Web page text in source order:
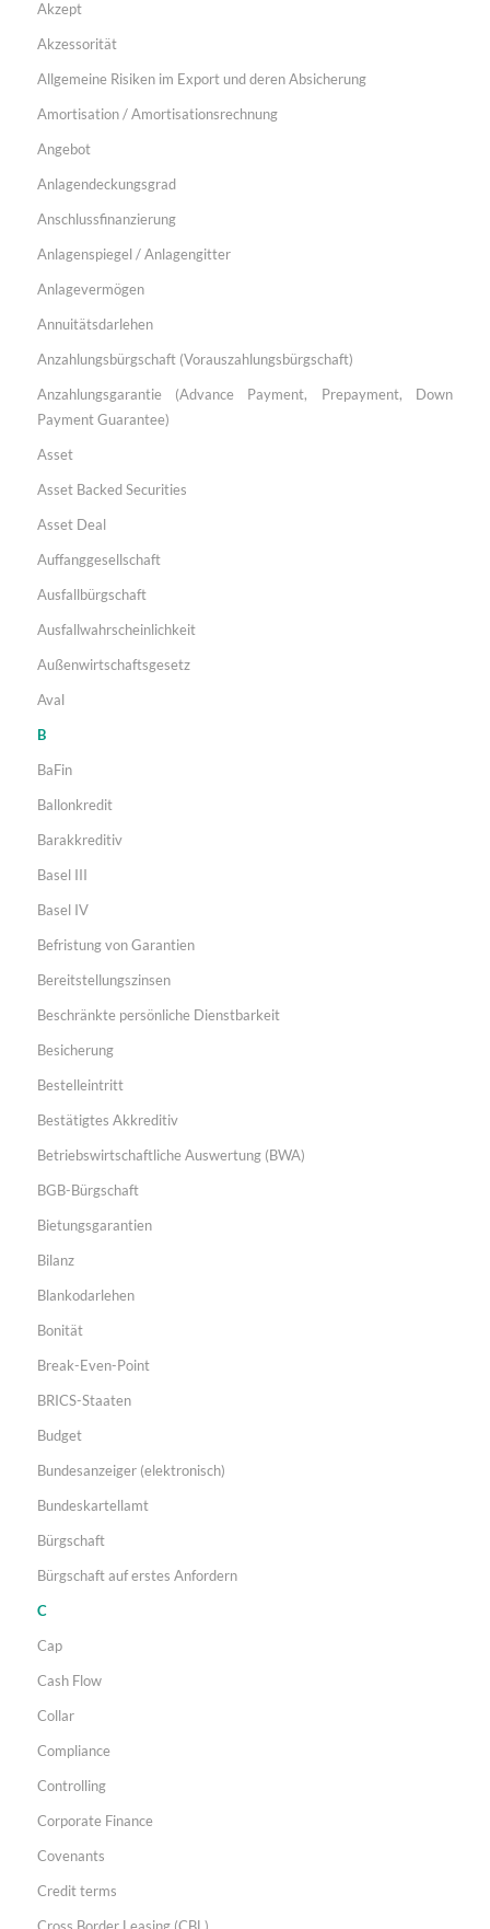
Akzept
Akzessorität
Allgemeine Risiken im Export und deren Absicherung
Amortisation / Amortisationsrechnung
Angebot
Anlagendeckungsgrad
Anschlussfinanzierung
Anlagenspiegel / Anlagengitter
Anlagevermögen
Annuitätsdarlehen
Anzahlungsbürgschaft (Vorauszahlungsbürgschaft)
Anzahlungsgarantie (Advance Payment, Prepayment, Down
Payment Guarantee)
Asset
Asset Backed Securities
Asset Deal
Auffanggesellschaft
Ausfallbürgschaft
Ausfallwahrscheinlichkeit
Außenwirtschaftsgesetz
Aval
B
BaFin
Ballonkredit
Barakkreditiv
Basel III
Basel IV
Befristung von Garantien
Bereitstellungszinsen
Beschränkte persönliche Dienstbarkeit
Besicherung
Bestelleintritt
Bestätigtes Akkreditiv
Betriebswirtschaftliche Auswertung (BWA)
BGB-Bürgschaft
Bietungsgarantien
Bilanz
Blankodarlehen
Bonität
Break-Even-Point
BRICS-Staaten
Budget
Bundesanzeiger (elektronisch)
Bundeskartellamt
Bürgschaft
Bürgschaft auf erstes Anfordern
C
Cap
Cash Flow
Collar
Compliance
Controlling
Corporate Finance
Covenants
Credit terms